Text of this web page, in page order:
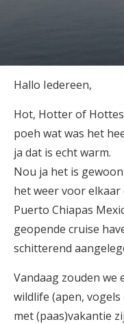
Hallo Iedereen,
Hot, Hotter of
poeh wat was het
ja dat is echt warm.
Nou ja het is
het weer voor
Puerto Chiapas
geopende cruise
schitterend
Vandaag zouden we
wildlife (apen, vogels
met (paas)vakantie